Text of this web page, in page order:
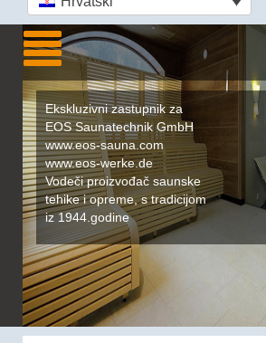
Ekskluzivni zastupnik za
EOS Saunatechnik GmbH
www.eos-sauna.com
www.eos-werke.de
Vodeči proizvođač saunske
tehike i opreme, s tradicijom
iz 1944.godine